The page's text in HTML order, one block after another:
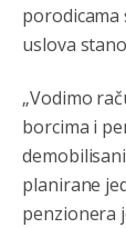
porodicama
uslova
„Vodimo
borcima i
planirane
penzionera
nije